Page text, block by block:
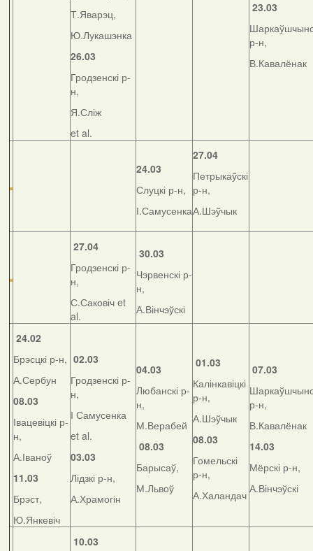
Т.Яварэц,
Ю.Лукашэнка
26.03
Гродзенскі р-
н,
Я.Сліж
et al.
23.03
р-н,
В.Кавалёнак
24.03
Слуцкі р-н,
І.Самусенка
27.04
Петрыкаўскі
р-н,
А.Шэўчык
27.04
Гродзенскі р-
н,
С.Саковіч et
al.
30.03
Чэрвенскі р-
н,
А.Вінчэўскі
24.02
Брэсцкі р-н,
А.Сербун
08.03
Івацевіцкі р-
н,
А.Іваноў
11.03
Брэст,
Ю.Янкевіч
02.03
Гродзенскі р-
н,
І Самусенка
et al.
03.03
Лідзкі р-н,
А.Храмогін
04.03
Любанскі р-
н,
М.Верабей
08.03
Барысаў,
М.Львоў
01.03
Калінкавіцкі
р-н,
А.Шэўчык
08.03
Гомельскі
р-н,
А.Халандач
07.03
р-н,
В.Кавалёнак
14.03
Мёрскі р-н,
А.Вінчэўскі
10.03